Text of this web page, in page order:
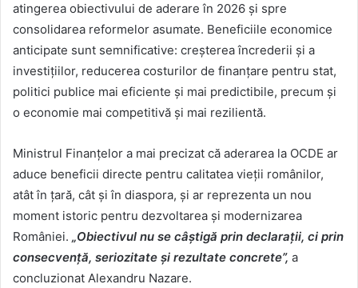
atingerea obiectivului de aderare în 2026 și spre
consolidarea reformelor asumate. Beneficiile economice
anticipate sunt semnificative: creșterea încrederii și a
investițiilor, reducerea costurilor de finanțare pentru stat,
politici publice mai eficiente și mai predictibile, precum și
o economie mai competitivă și mai rezilientă.
Ministrul Finanțelor a mai precizat că aderarea la OCDE ar
aduce beneficii directe pentru calitatea vieții românilor,
atât în țară, cât și în diaspora, și ar reprezenta un nou
moment istoric pentru dezvoltarea și modernizarea
României. „Obiectivul nu se câștigă prin declarații, ci prin
consecvență, seriozitate și rezultate concrete”, a
concluzionat Alexandru Nazare.